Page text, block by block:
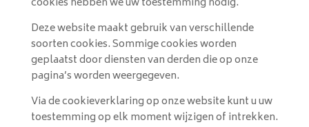
Deze website maakt gebruik van verschillende
soorten cookies. Sommige cookies worden
geplaatst door diensten van derden die op onze
pagina’s worden weergegeven.
Via de cookieverklaring op onze website kunt u uw
toestemming op elk moment wijzigen of intrekken.